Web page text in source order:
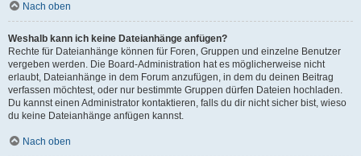
Nach oben
Weshalb kann ich keine Dateianhänge anfügen?
Rechte für Dateianhänge können für Foren, Gruppen und einzelne Benutzer
vergeben werden. Die Board-Administration hat es möglicherweise nicht
erlaubt, Dateianhänge in dem Forum anzufügen, in dem du deinen Beitrag
verfassen möchtest, oder nur bestimmte Gruppen dürfen Dateien hochladen.
Du kannst einen Administrator kontaktieren, falls du dir nicht sicher bist, wieso
du keine Dateianhänge anfügen kannst.
Nach oben